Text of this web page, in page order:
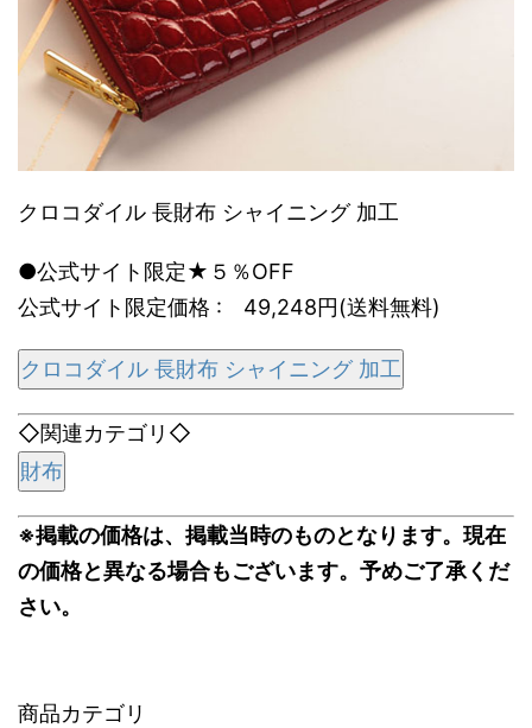
クロコダイル 長財布 シャイニング 加工
●公式サイト限定★５％OFF
公式サイト限定価格 : 49,248円(送料無料)
クロコダイル 長財布 シャイニング 加工
◇関連カテゴリ◇
財布
※掲載の価格は、掲載当時のものとなります。現在
の価格と異なる場合もございます。予めご了承くだ
さい。
商品カテゴリ